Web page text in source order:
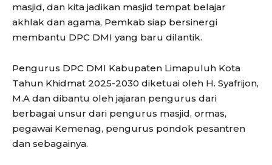
masjid, dan kita jadikan masjid tempat belajar
akhlak dan agama, Pemkab siap bersinergi
membantu DPC DMI yang baru dilantik.
Pengurus DPC DMI Kabupaten Limapuluh Kota
Tahun Khidmat 2025-2030 diketuai oleh H. Syafrijon,
M.A dan dibantu oleh jajaran pengurus dari
berbagai unsur dari pengurus masjid, ormas,
pegawai Kemenag, pengurus pondok pesantren
dan sebagainya.